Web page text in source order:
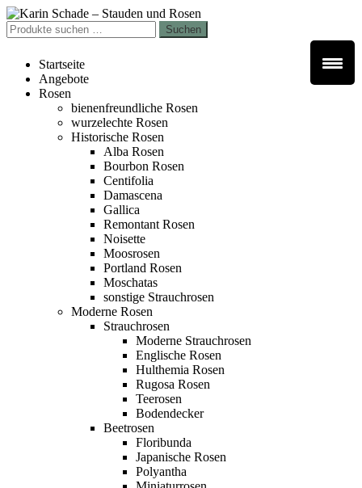
Zur
Navigation
springen
Zum
Inhalt
springen
Suchen
nach:
Suchen
Startseite
Angebote
Rosen
bienenfreundliche Rosen
wurzelechte Rosen
Historische Rosen
Alba Rosen
Bourbon Rosen
Centifolia
Damascena
Gallica
Remontant Rosen
Noisette
Moosrosen
Portland Rosen
Moschatas
sonstige Strauchrosen
Moderne Rosen
Strauchrosen
Moderne Strauchrosen
Englische Rosen
Hulthemia Rosen
Rugosa Rosen
Teerosen
Bodendecker
Beetrosen
Floribunda
Japanische Rosen
Polyantha